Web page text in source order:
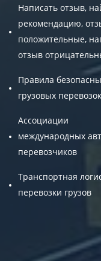
Написать отзыв,
рекомендацию,
положительные,
отзыв
Правила
грузовых перевозок
Ассоциации
международных
перевозчиков
Транспортная
перевозки грузов